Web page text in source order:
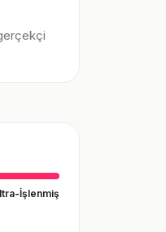
İşlenmiş